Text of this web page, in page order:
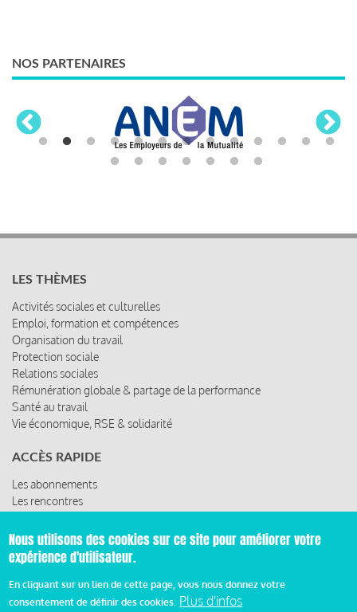
NOS PARTENAIRES
LES THÈMES
Activités sociales et culturelles
Emploi, formation et compétences
Organisation du travail
Protection sociale
Relations sociales
Rémunération globale & partage de la performance
Santé au travail
Vie économique, RSE & solidarité
ACCÈS RAPIDE
Les abonnements
Les rencontres
© 2019 Miroir Social - Réalisé parCafffeine
Nous utilisons des cookies sur ce site pour améliorer votre
expérience d'utilisateur.
En cliquant sur un lien de cette page, vous nous donnez votre
consentement de définir des cookies. Plus d'infos